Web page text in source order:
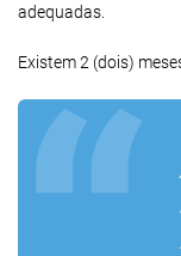
adequadas.
Existem 2 (dois)